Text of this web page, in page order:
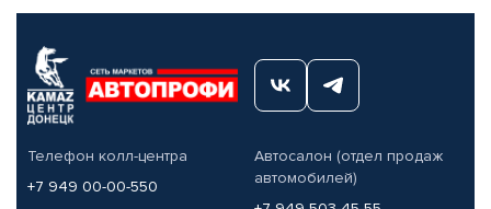
Телефон колл-центра
+7 949 00-00-550
Автосалон (отдел продаж
автомобилей)